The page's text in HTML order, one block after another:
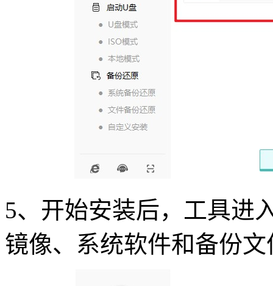
5、开始安装后，工具进
镜像、系统软件和备份